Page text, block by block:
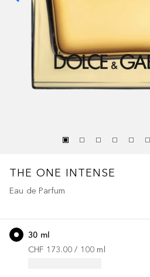
THE ONE INTENSE
Eau de Parfum
30 ml
CHF 173.00 / 100 ml